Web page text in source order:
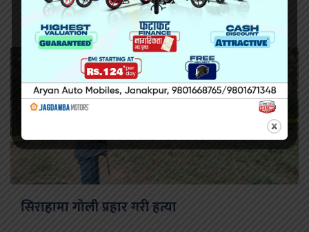
सिराहामा गोली प्रहार गरी हत्या